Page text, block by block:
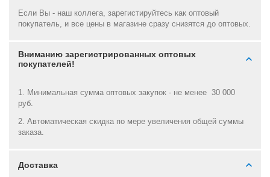
Если Вы - наш коллега, зарегистируйтесь как оптовый
покупатель, и все цены в магазине сразу снизятся до оптовых.
Вниманию зарегистрированных оптовых
покупателей!
1. Минимальная сумма оптовых закупок - не менее 30 000
руб.
2. Автоматическая скидка по мере увеличения общей суммы
заказа.
Доставка